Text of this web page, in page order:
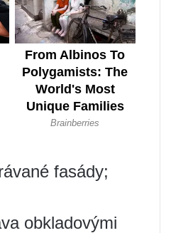
fasády;
obkladovými